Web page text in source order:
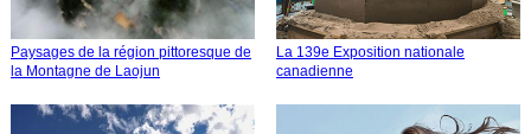
Paysages de la région pittoresque de
la Montagne de Laojun
La 139e Exposition nationale
canadienne